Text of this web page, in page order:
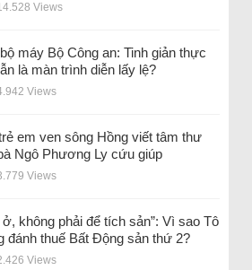
Views
máy Bộ Công an: Tinh giản thực
là màn trình diễn lấy lệ?
Views
em ven sông Hồng viết tâm thư
Ngô Phương Ly cứu giúp
Views
ở, không phải để tích sản”: Vì sao Tô
đánh thuế Bất Động sản thứ 2?
Views